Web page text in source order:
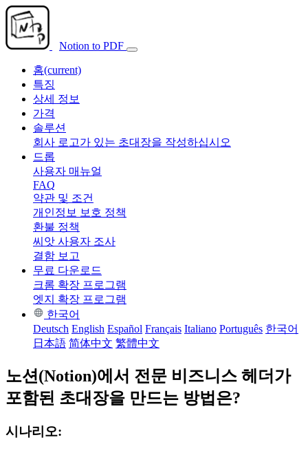
Notion to PDF
홈(current)
특징
상세 정보
가격
솔루션
회사 로고가 있는 초대장을 작성하십시오
드롭
사용자 매뉴얼
FAQ
약관 및 조건
개인정보 보호 정책
환불 정책
씨앗 사용자 조사
결함 보고
무료 다운로드
크롬 확장 프로그램
엣지 확장 프로그램
한국어
Deutsch English Español Français Italiano Português 한국어
日本語 简体中文 繁體中文
노션(Notion)에서 전문 비즈니스 헤더가
포함된 초대장을 만드는 방법은?
시나리오: